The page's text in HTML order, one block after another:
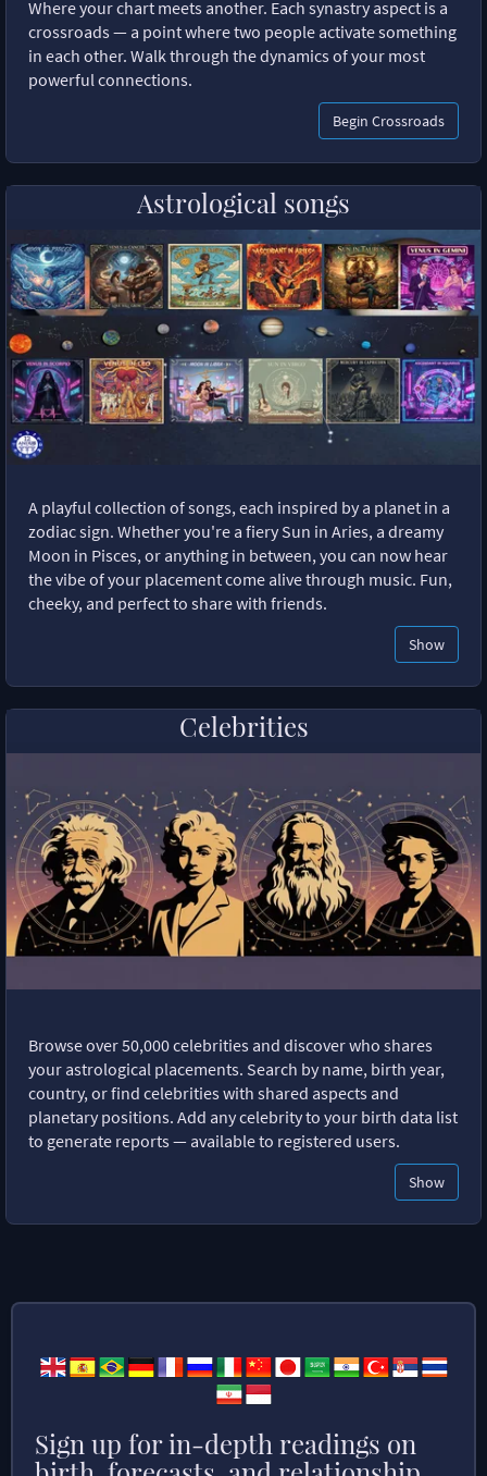
Where your chart meets another. Each synastry aspect is a
crossroads — a point where two people activate something
in each other. Walk through the dynamics of your most
powerful connections.
Begin Crossroads
Astrological songs
A playful collection of songs, each inspired by a planet in a
zodiac sign. Whether you're a fiery Sun in Aries, a dreamy
Moon in Pisces, or anything in between, you can now hear
the vibe of your placement come alive through music. Fun,
cheeky, and perfect to share with friends.
Show
Celebrities
Browse over 50,000 celebrities and discover who shares
your astrological placements. Search by name, birth year,
country, or find celebrities with shared aspects and
planetary positions. Add any celebrity to your birth data list
to generate reports — available to registered users.
Show
Sign up for in-depth readings on